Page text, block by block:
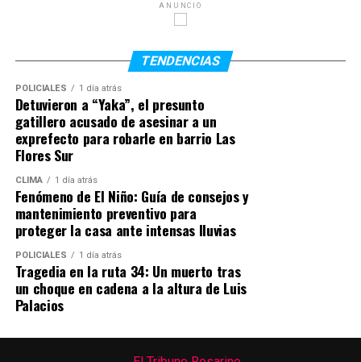
emprendimiento vinculado al asesoramiento para
había recorrido distintos países de Asia y Oceanía.
ANUNCIO
TENDENCIAS
POLICIALES 1 día atrás
Detuvieron a “Yaka”, el presunto
gatillero acusado de asesinar a un
exprefecto para robarle en barrio Las
Flores Sur
CLIMA 1 día atrás
Fenómeno de El Niño: Guía de consejos y
mantenimiento preventivo para
proteger la casa ante intensas lluvias
POLICIALES 1 día atrás
Tragedia en la ruta 34: Un muerto tras
un choque en cadena a la altura de Luis
Palacios